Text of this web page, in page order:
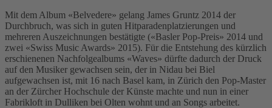
Mit dem Album «Belvedere» gelang James Gruntz 2014 der
Durchbruch, was sich in guten Hitparadenplatzierungen und
mehreren Auszeichnungen bestätigte («Basler Pop-Preis» 2014 und
zwei «Swiss Music Awards» 2015). Für die Entstehung des kürzlich
erschienenen Nachfolgealbums «Waves» dürfte dadurch der Druck
auf den Musiker gewachsen sein, der in Nidau bei Biel
aufgewachsen ist, mit 16 nach Basel kam, in Zürich den Pop-Master
an der Zürcher Hochschule der Künste machte und nun in einer
Fabrikloft in Dulliken bei Olten wohnt und an Songs arbeitet.